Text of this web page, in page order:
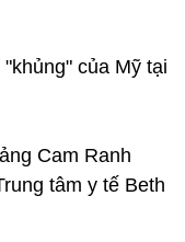
của Mỹ tại
Cam Ranh
tâm y tế Beth